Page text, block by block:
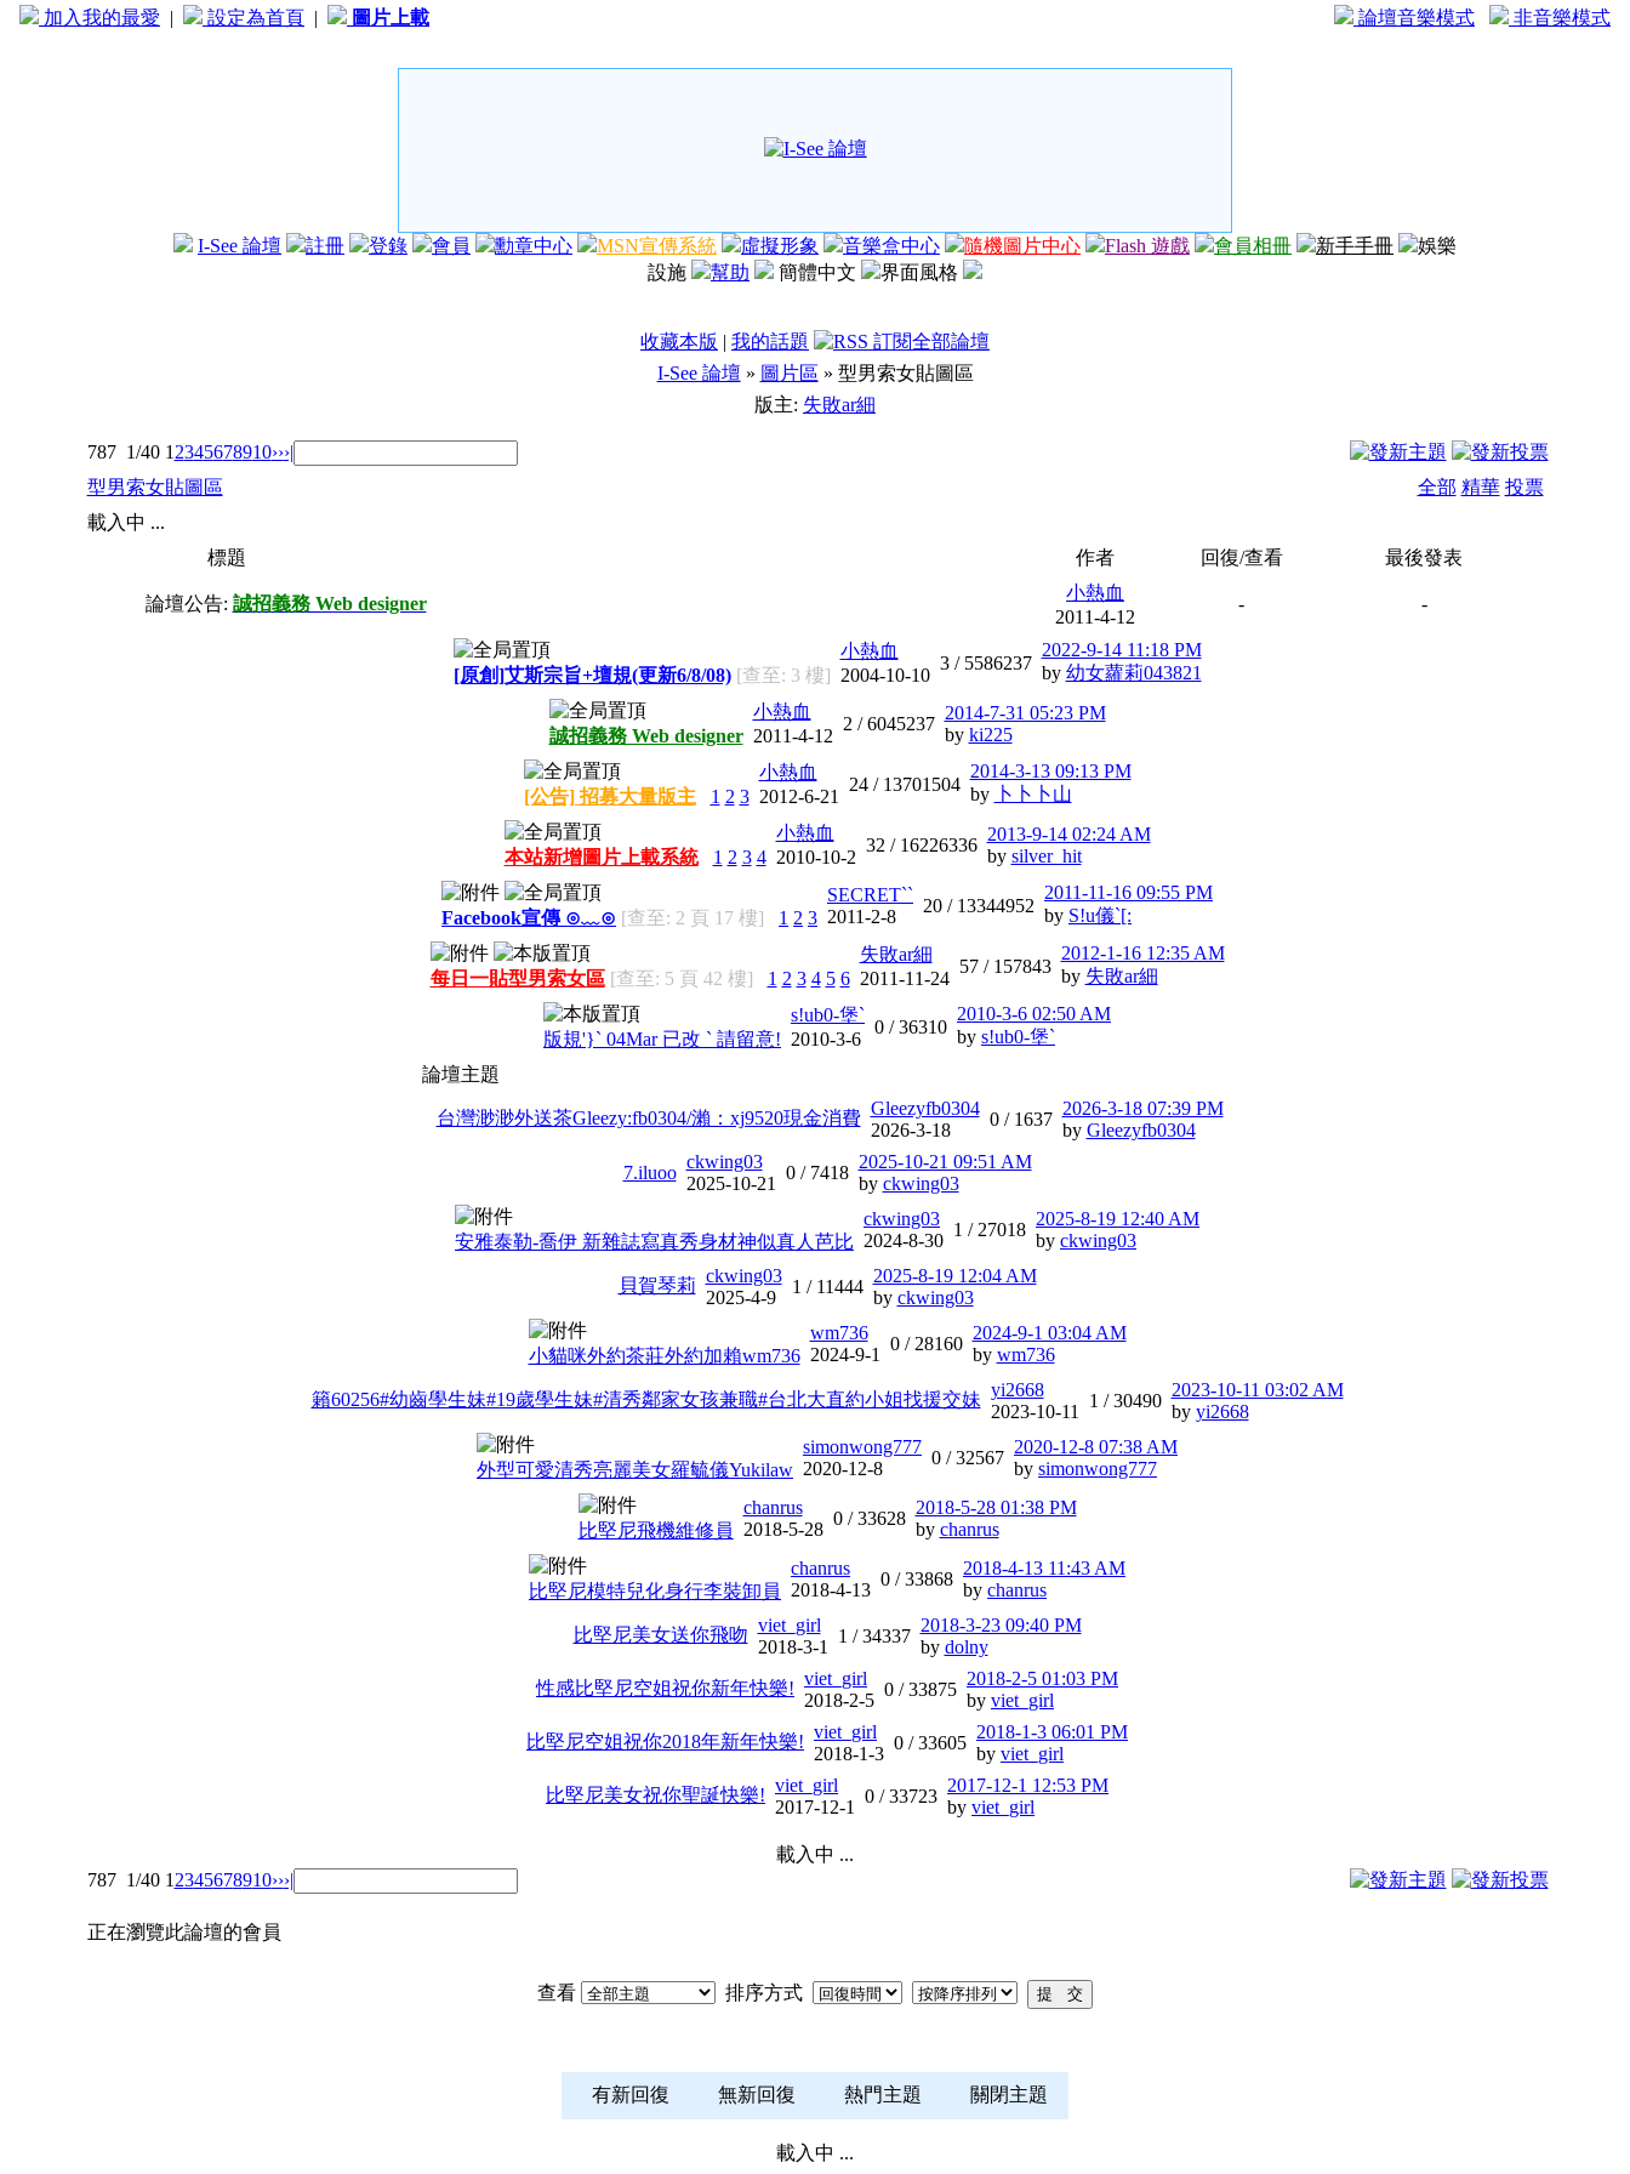
加入我的最愛 | 設定為首頁 | 圖片上載 論壇音樂模式 非音樂模式
I-See 論壇 註冊 登錄 會員 勳章中心 MSN宣傳系統 虛擬形象 音樂盒中心 隨機圖片中心 Flash 遊戲 會員相冊 新手手冊
娛樂
設施
幫助 簡體中文 界面風格
收藏本版 | 我的話題
I-See 論壇 » 圖片區 » 型男索女貼圖區
版主: 失敗ar細
787 1/40 1 2345678910›››|
型男索女貼圖區
全部 精華 投票
載入中 ...
標題
作者 回復/查看 最後發表
論壇公告: 誠招義務 Web designer
小熱血
2011-4-12
- -
[原創]艾斯宗旨+壇規(更新6/8/08) [查至: 3 樓]
小熱血
2004-10-10
3 / 5586237
2022-9-14 11:18 PM
by 幼女蘿莉043821
誠招義務 Web designer
小熱血
2011-4-12
2 /6045237
2014-7-31 05:23 PM
by ki225
[公告] 招募大量版主 1 2 3
小熱血
2012-6-21
24 / 13701504
2014-3-13 09:13 PM
by
卜卜卜山
本站新增圖片上載系統 1 2 3 4
小熱血
2010-10-2
32 / 16226336
2013-9-14 02:24 AM
by silver_hit
Facebook宣傳 ⊙﹏⊙ [查至: 2 頁 17 樓] 1 2 3
SECRET``
2011-2-8
20 / 13344952
2011-11-16 09:55 PM
by S!u儀`[:
每日一貼型男索女區 [查至: 5 頁 42 樓] 1 2 3 4 5 6
失敗ar細
2011-11-24
57 / 157843
2012-1-16 12:35 AM
by 失敗ar細
版規'}` 04Mar 已改 ` 請留意!
s!ub0-堡`
2010-3-6
0 /36310
2010-3-6 02:50 AM
by s!ub0-堡`
論壇主題
台灣渺渺外送茶Gleezy:fb0304/瀨：xj9520現金消費 Gleezyfb0304
2026-3-18
0 / 1637
2026-3-18 07:39 PM
by Gleezyfb0304
7.iluoo
ckwing03
2025-10-21
0 / 7418
2025-10-21 09:51 AM
by ckwing03
安雅泰勒-喬伊 新雜誌寫真秀身材神似真人芭比
ckwing03
2024-8-30
1 / 27018
2025-8-19 12:40 AM
by ckwing03
貝賀琴莉 ckwing03
2025-4-9
1 / 11444
2025-8-19 12:04 AM
by ckwing03
小貓咪外約茶莊外約加賴wm736
wm736
2024-9-1
0 / 28160
2024-9-1 03:04 AM
by wm736
籟60256#幼齒學生妹#19歲學生妹#清秀鄰家女孩兼職#台北大直約小姐找援交妹 yi2668
2023-10-11
1 /30490
2023-10-11 03:02 AM
by yi2668
外型可愛清秀亮麗美女羅毓儀Yukilaw
simonwong777
2020-12-8
0 /32567
2020-12-8 07:38 AM
by simonwong777
比堅尼飛機維修員
chanrus
2018-5-28
0 /33628
2018-5-28 01:38 PM
by chanrus
比堅尼模特兒化身行李裝卸員
chanrus
2018-4-13
0 /33868
2018-4-13 11:43 AM
by chanrus
比堅尼美女送你飛吻 viet_girl
2018-3-1
1 /34337
2018-3-23 09:40 PM
by dolny
性感比堅尼空姐祝你新年快樂! viet_girl
2018-2-5
0 /33875
2018-2-5 01:03 PM
by viet_girl
比堅尼空姐祝你2018年新年快樂! viet_girl
2018-1-3
0 /33605
2018-1-3 06:01 PM
by viet_girl
比堅尼美女祝你聖誕快樂! viet_girl
2017-12-1
0 /33723
2017-12-1 12:53 PM
by viet_girl
載入中 ...
787 1/40 1 2345678910›››|
正在瀏覽此論壇的會員
查看 排序方式
有新回復 無新回復 熱門主題 關閉主題
載入中 ...